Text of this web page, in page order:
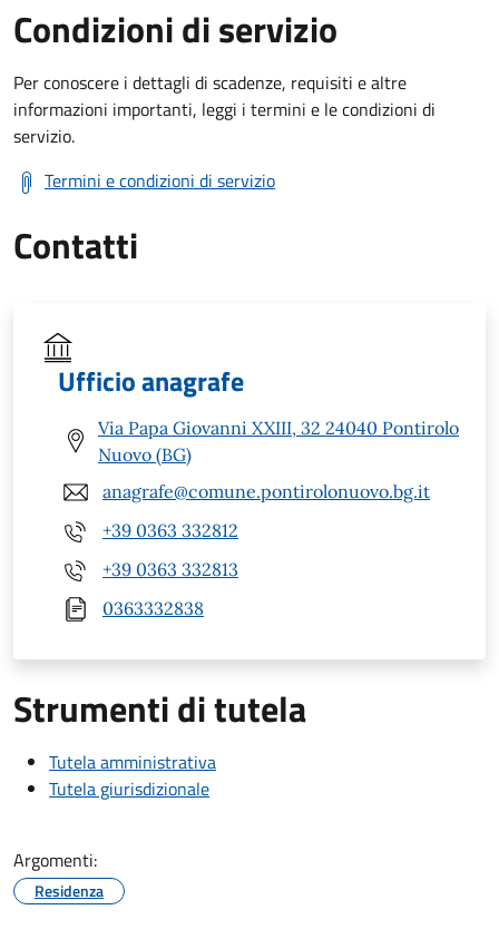
Condizioni di servizio
Per conoscere i dettagli di scadenze, requisiti e altre
informazioni importanti, leggi i termini e le condizioni di
servizio.
Termini e condizioni di servizio
Contatti
Ufficio anagrafe
Via Papa Giovanni XXIII, 32 24040 Pontirolo
Nuovo (BG)
anagrafe@comune.pontirolonuovo.bg.it
+39 0363 332812
+39 0363 332813
0363332838
Strumenti di tutela
Tutela amministrativa
Tutela giurisdizionale
Argomenti:
Residenza